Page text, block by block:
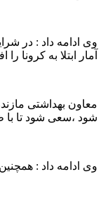
وی ادامه داد : در
آمار ابتلا به کرونا
معاون بهداشتی
شود ،سعی شود تا با
وی ادامه داد : همچنین مدت برگزاری مراسم عزاداری در این